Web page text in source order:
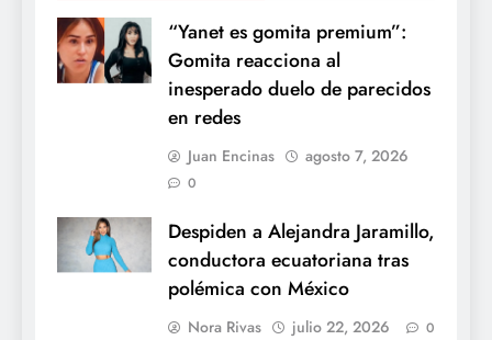
“Yanet es gomita premium”:
Gomita reacciona al
inesperado duelo de parecidos
en redes
Juan Encinas agosto 7, 2026
0
Despiden a Alejandra Jaramillo,
conductora ecuatoriana tras
polémica con México
Nora Rivas julio 22, 2026 0